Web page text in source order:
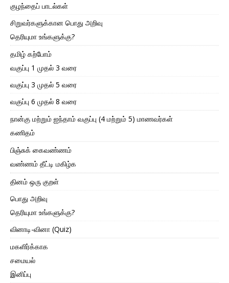
குழந்தைப் பாடல்கள்
சிறுவர்களுக்கான பொது அறிவு
தெரியுமா உங்களுக்கு?
தமிழ் கற்போம்
வகுப்பு 1 முதல் 3 வரை
வகுப்பு 3 முதல் 5 வரை
வகுப்பு 6 முதல் 8 வரை
நான்கு மற்றும் ஐந்தாம் வகுப்பு (4 மற்றும் 5) மாணவர்கள்
கணிதம்
பிஞ்சுக் கைவண்ணம்
வண்ணம் தீட்டி மகிழ்க
தினம் ஒரு குறள்
பொது அறிவு
தெரியுமா உங்களுக்கு?
வினாடி-வினா (Quiz)
மகளிர்க்காக
சமையல்
இனிப்பு